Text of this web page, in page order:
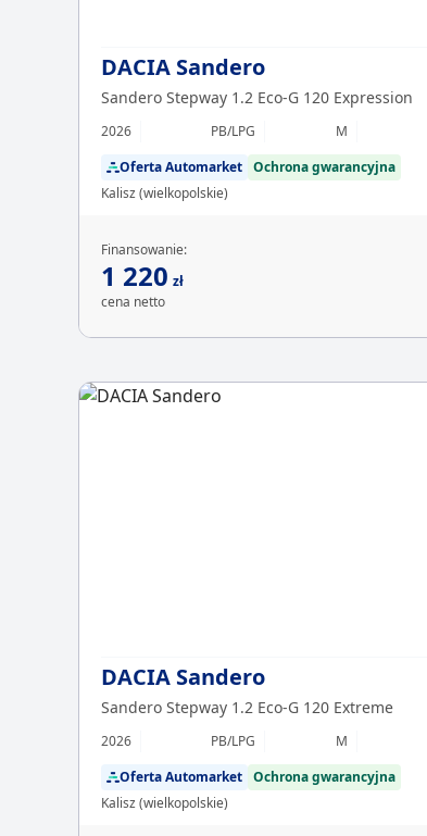
DACIA Sandero
Sandero Stepway 1.2 Eco-G 120 Expression
2026 PB/LPG M
Oferta Automarket Ochrona gwarancyjna
Kalisz (wielkopolskie)
Finansowanie:
1 220 zł
cena netto
DACIA Sandero
Sandero Stepway 1.2 Eco-G 120 Extreme
2026 PB/LPG M
Oferta Automarket Ochrona gwarancyjna
Kalisz (wielkopolskie)